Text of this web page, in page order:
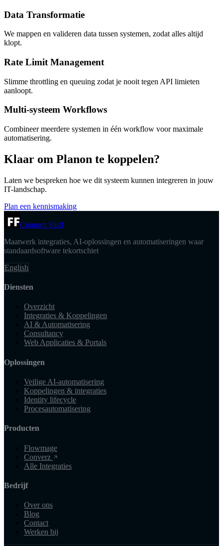
Data Transformatie
We mappen en valideren data tussen systemen, zodat alles altijd
klopt.
Rate Limit Management
Slimme throttling en queuing zodat je nooit tegen API limieten
aanloopt.
Multi-systeem Workflows
Combineer meerdere systemen in één workflow voor maximale
automatisering.
Klaar om Planon te koppelen?
Laten we bespreken hoe we dit systeem kunnen integreren in jouw
IT-landschap.
Plan een kennismaking
Connect Stuff
Maatwerk integraties, AI-oplossingen en automatiseringen waar
standaardsoftware tekortschiet
English
Diensten
Overzicht
Integraties & Koppelingen
AI & Automatisering
Consultancy
Web Applicaties & Portals
Oplossingen
Veilige AI-automatisering
Koppelingen & integraties
Identity lifecycle
Procesautomatisering
Producten
Flowmage
Converz
Alle Integraties
Bedrijf
Over ons
Blog
Contact
Werken bij